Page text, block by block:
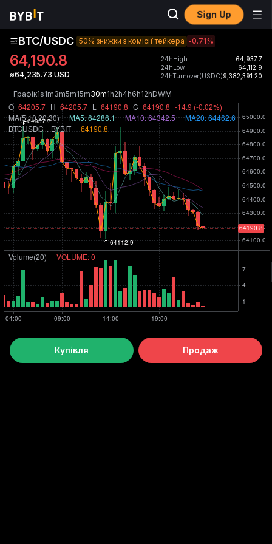
Sign Up
BTC/USDC 50% знижки з комісії тейкера -0.71%
64,190.8
≈64,235.73 USD
24hHigh
64,937.7
24hLow
64,112.9
24hTurnover(USDC)9,382,391.20
Графік1s1m3m5m15m30m1h2h4h6h12hDWM
Купівля Продаж